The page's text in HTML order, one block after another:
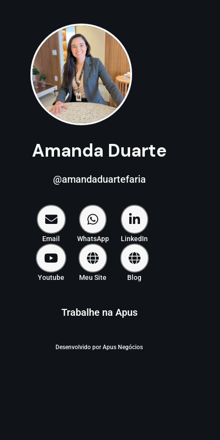
Amanda Duarte
@amandaduartefaria
Email WhatsApp LinkedIn
Youtube Meu Site Blog
Trabalhe na Apus
Desenvolvido por Apus Negócios